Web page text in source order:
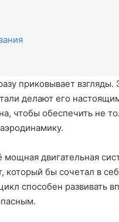
приковывает
делают его
чтобы обеспечить не
мощная двигательная
который бы сочетал в
способен развивать